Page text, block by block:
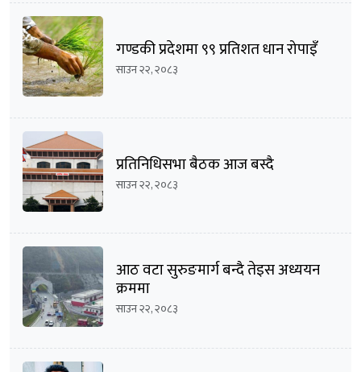
गण्डकी प्रदेशमा ९९ प्रतिशत धान रोपाइँ
साउन २२, २०८३
प्रतिनिधिसभा बैठक आज बस्दै
साउन २२, २०८३
आठ वटा सुरुङमार्ग बन्दै तेइस अध्ययन
क्रममा
साउन २२, २०८३